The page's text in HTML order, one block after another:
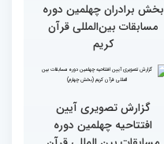
گزارش تصویری اولین روز
چهلمین دوره مسابقات بین
المللی قرآن کریم(بخش
اول)